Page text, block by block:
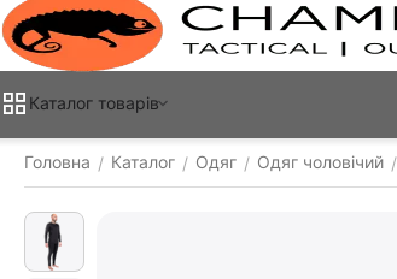
Каталог товарiв
Головна / Каталог / Одяг / Одяг чоловічий /